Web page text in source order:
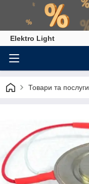
Elektro Light
Товари та послуги